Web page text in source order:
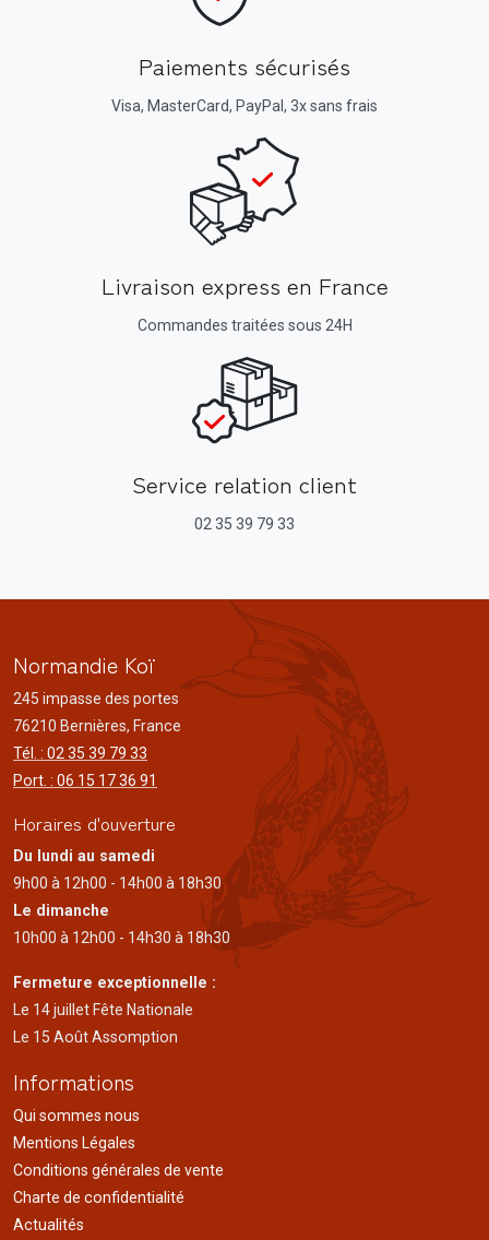
Paiements sécurisés
Visa, MasterCard, PayPal, 3x sans frais
Livraison express en France
Commandes traitées sous 24H
Service relation client
02 35 39 79 33
Normandie Koï
245 impasse des portes
76210 Bernières, France
Tél. : 02 35 39 79 33
Port. : 06 15 17 36 91
Horaires d'ouverture
Du lundi au samedi
9h00 à 12h00 - 14h00 à 18h30
Le dimanche
10h00 à 12h00 - 14h30 à 18h30
Fermeture exceptionnelle :
Le 14 juillet Fête Nationale
Le 15 Août Assomption
Informations
Qui sommes nous
Mentions Légales
Conditions générales de vente
Charte de confidentialité
Actualités